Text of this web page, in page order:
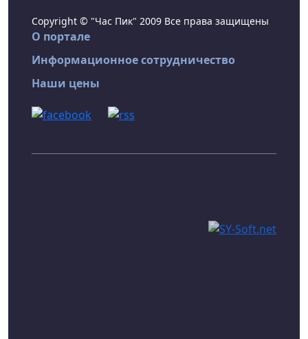
Copyright © "Час Пик" 2009 Все права защищены
О портале
Информационное сотрудничество
Наши цены